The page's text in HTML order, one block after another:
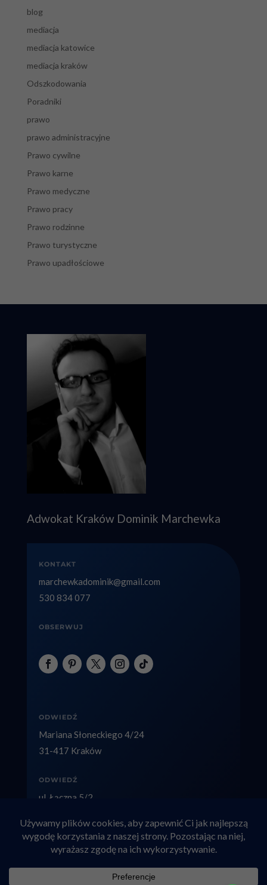
blog
mediacja
mediacja katowice
mediacja kraków
Odszkodowania
Poradniki
prawo
prawo administracyjne
Prawo cywilne
Prawo karne
Prawo medyczne
Prawo pracy
Prawo rodzinne
Prawo turystyczne
Prawo upadłościowe
Adwokat Kraków Dominik Marchewka
KONTAKT
marchewkadominik@gmail.com
530 834 077
OBSERWUJ
ODWIEDŹ
Mariana Słoneckiego 4/24
31-417 Kraków
ODWIEDŹ
ul. Łączna 5/2
Copyright © 2026 factolex.pl
Adwokat rozwodowy Kraków |